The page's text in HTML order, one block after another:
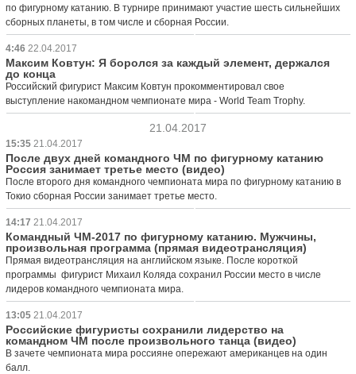
по фигурному катанию. В турнире принимают участие шесть сильнейших
сборных планеты, в том числе и сборная России.
4:46 22.04.2017
Максим Ковтун: Я боролся за каждый элемент, держался
до конца
Российский фигурист Максим Ковтун прокомментировал свое
выступление накомандном чемпионате мира - World Team Trophy.
21.04.2017
15:35 21.04.2017
После двух дней командного ЧМ по фигурному катанию
Россия занимает третье место (видео)
После второго дня командного чемпионата мира по фигурному катанию в
Токио сборная России занимает третье место.
14:17 21.04.2017
Командный ЧМ-2017 по фигурному катанию. Мужчины,
произвольная программа (прямая видеотрансляция)
Прямая видеотрансляция на английском языке. После короткой
программы фигурист Михаил Коляда сохранил России место в числе
лидеров командного чемпионата мира.
13:05 21.04.2017
Российские фигуристы сохранили лидерство на
командном ЧМ после произвольного танца (видео)
В зачете чемпионата мира россияне опережают американцев на один
балл.